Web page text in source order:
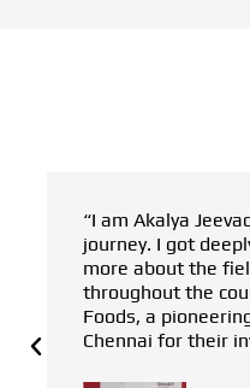
“I am Akalya
journey. I got
more about the
throughout the
Foods, a
Chennai for their